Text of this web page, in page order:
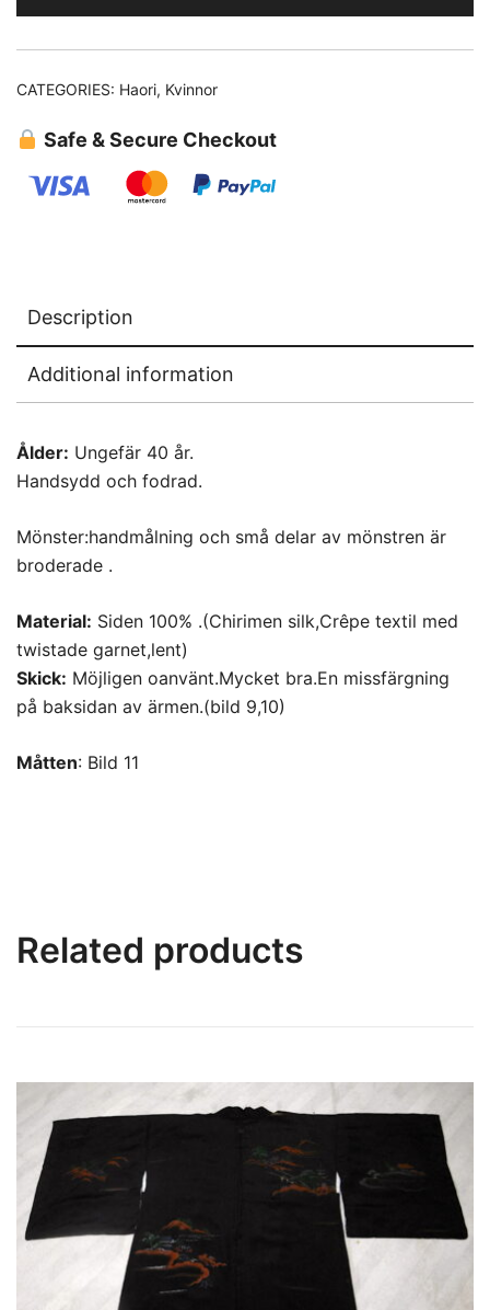
CATEGORIES: Haori, Kvinnor
Safe & Secure Checkout
Description
Additional information
Ålder: Ungefär 40 år.
Handsydd och fodrad.
Mönster:handmålning och små delar av mönstren är
broderade .
Material: Siden 100% .(Chirimen silk,Crêpe textil med
twistade garnet,lent)
Skick: Möjligen oanvänt.Mycket bra.En missfärgning
på baksidan av ärmen.(bild 9,10)
Måtten: Bild 11
Related products